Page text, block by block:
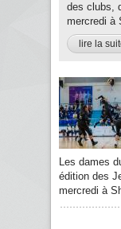
des clubs,
mercredi à
lire la
Les dames
édition des
mercredi à